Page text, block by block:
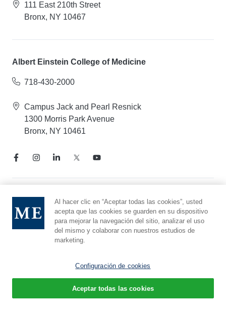
111 East 210th Street
Bronx, NY 10467
Albert Einstein College of Medicine
718-430-2000
Campus Jack and Pearl Resnick
1300 Morris Park Avenue
Bronx, NY 10461
Aviso de prácticas de privacidad
Línea directa de cumplimiento
Denunciar maltrato
Preferencias de cookies
© 2026 Montefiore Einstein
Al hacer clic en “Aceptar todas las cookies”, usted
acepta que las cookies se guarden en su dispositivo
para mejorar la navegación del sitio, analizar el uso
del mismo y colaborar con nuestros estudios de
marketing.
Configuración de cookies
Aceptar todas las cookies
Español